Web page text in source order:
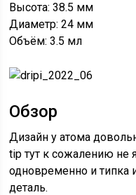
Высота: 38.5 мм
Диаметр: 24 мм
Объём: 3.5 мл
Обзор
Дизайн у атома
tip тут к сожалению не
одновременно и типка
деталь.